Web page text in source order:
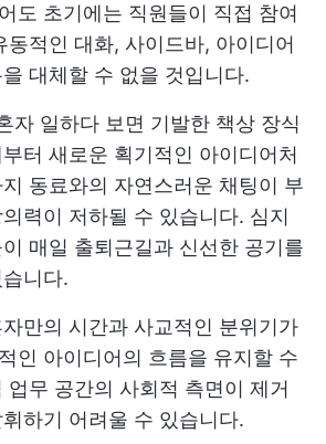
도 초기에는 직원들이 직접 참여
동적인 대화, 사이드바, 아이디어
대체할 수 없을 것입니다.
자 일하다 보면 기발한 책상 장식
터 새로운 획기적인 아이디어처
동료와의 자연스러운 채팅이 부
력이 저하될 수 있습니다. 심지
매일 출퇴근길과 신선한 공기를
니다.
만의 시간과 사교적인 분위기가
인 아이디어의 흐름을 유지할 수
업무 공간의 사회적 측면이 제거
하기 어려울 수 있습니다.